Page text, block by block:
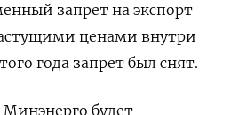
​запрет ​на экспорт
‌ценами внутри
года запрет был снят.
будет